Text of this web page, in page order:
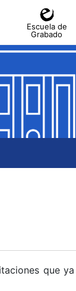
Escuela de
Grabado
que